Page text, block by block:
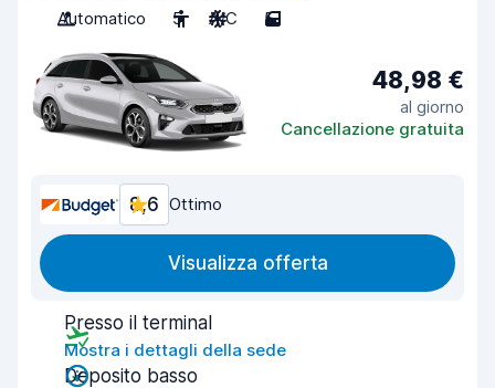
Automatico
5 A/C 5
48,98 €
al giorno
Cancellazione gratuita
8,6 Ottimo
Visualizza offerta
Presso il terminal
Mostra i dettagli della sede
Deposito basso